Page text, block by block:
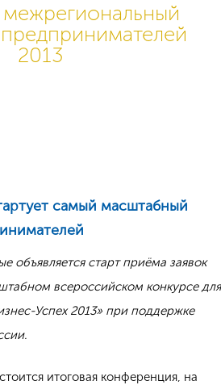
2013
самый масштабный
объявляется старт приёма заявок
всероссийском конкурсе для
Успех 2013» при поддержке
итоговая конференция, на